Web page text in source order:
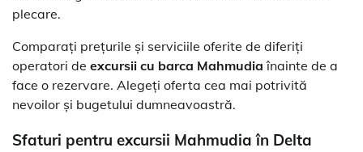
plecare.
Comparați prețurile și serviciile oferite de diferiți
operatori de excursii cu barca Mahmudia înainte de a
face o rezervare. Alegeți oferta cea mai potrivită
nevoilor și bugetului dumneavoastră.
Sfaturi pentru excursii Mahmudia în Delta